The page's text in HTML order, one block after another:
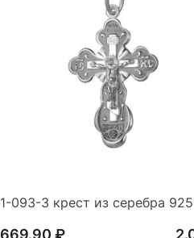
669.90 ₽